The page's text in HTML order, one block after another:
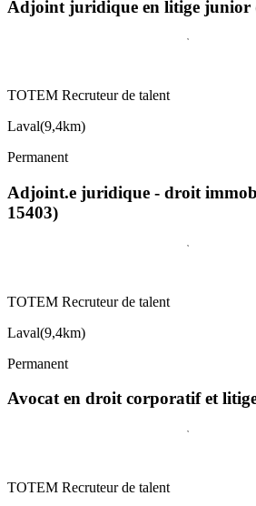
Adjoint juridique en litige junior
TOTEM Recruteur de talent
Laval(9,4km)
Permanent
Adjoint.e juridique - droit
15403)
TOTEM Recruteur de talent
Laval(9,4km)
Permanent
Avocat en droit corporatif et
TOTEM Recruteur de talent